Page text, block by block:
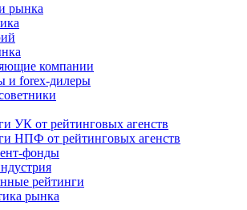
рынка
компании
и forex-дилеры
УК от рейтинговых агенств
НПФ от рейтинговых агенств
фонды
рейтинги
рынка